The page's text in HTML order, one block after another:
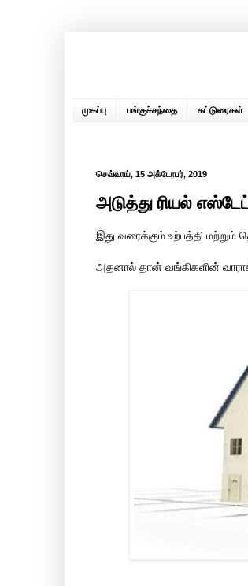
முகப்பு பங்குச்சந்தை கட்டுரைகள்
செவ்வாய், 15 அக்டோபர், 2019
அடுத்து ரியல்
இது வரைக்கும் உற்பத்தி
அதனால் தான் வங்கிகளின் வாராக்